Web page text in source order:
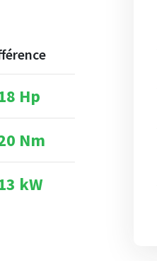
Hp
Nm
kW